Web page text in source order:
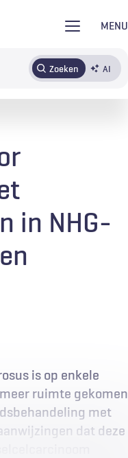
MENU
Zoeken AI
Inloggen
in NHG-
is op enkele
ruimte gekomen
met
dat deze